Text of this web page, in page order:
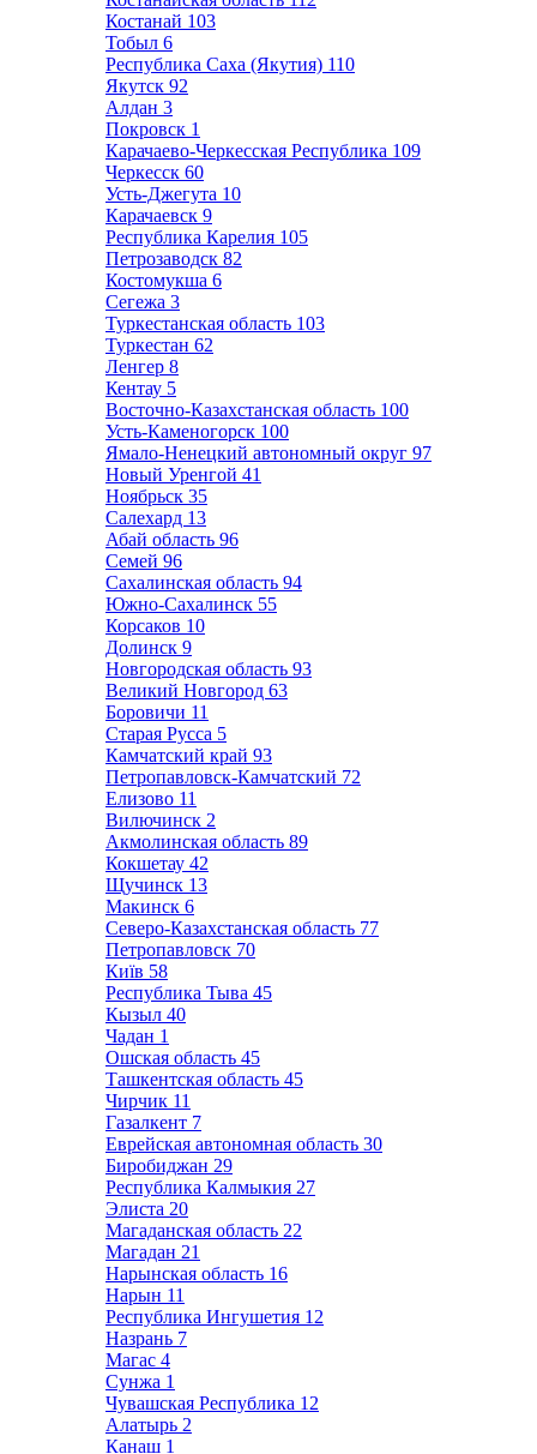
Костанай 103
Тобыл 6
Республика Саха (Якутия) 110
Якутск 92
Алдан 3
Покровск 1
Карачаево-Черкесская Республика 109
Черкесск 60
Усть-Джегута 10
Карачаевск 9
Республика Карелия 105
Петрозаводск 82
Костомукша 6
Сегежа 3
Туркестанская область 103
Туркестан 62
Ленгер 8
Кентау 5
Восточно-Казахстанская область 100
Усть-Каменогорск 100
Ямало-Ненецкий автономный округ 97
Новый Уренгой 41
Ноябрьск 35
Салехард 13
Абай область 96
Семей 96
Сахалинская область 94
Южно-Сахалинск 55
Корсаков 10
Долинск 9
Новгородская область 93
Великий Новгород 63
Боровичи 11
Старая Русса 5
Камчатский край 93
Петропавловск-Камчатский 72
Елизово 11
Вилючинск 2
Акмолинская область 89
Кокшетау 42
Щучинск 13
Макинск 6
Северо-Казахстанская область 77
Петропавловск 70
Київ 58
Республика Тыва 45
Кызыл 40
Чадан 1
Ошская область 45
Ташкентская область 45
Чирчик 11
Газалкент 7
Еврейская автономная область 30
Биробиджан 29
Республика Калмыкия 27
Элиста 20
Магаданская область 22
Магадан 21
Нарынская область 16
Нарын 11
Республика Ингушетия 12
Назрань 7
Магас 4
Сунжа 1
Чувашская Республика 12
Алатырь 2
Канаш 1